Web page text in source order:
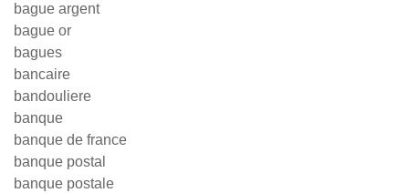
bague argent
bague or
bagues
bancaire
bandouliere
banque
banque de france
banque postal
banque postale